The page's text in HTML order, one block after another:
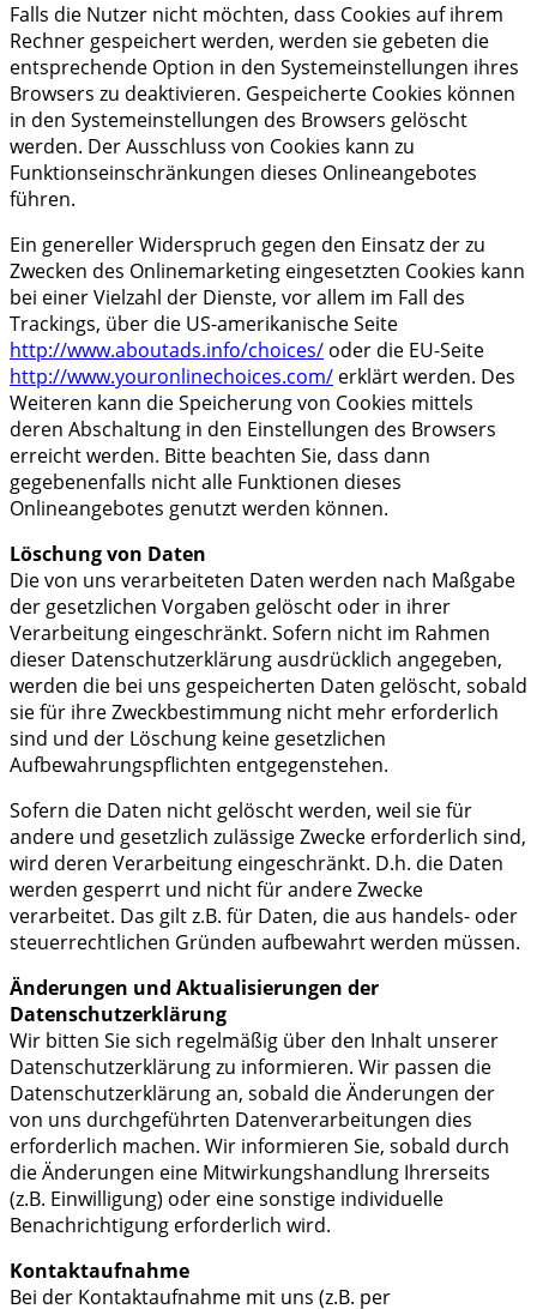
Falls die Nutzer nicht möchten, dass Cookies auf ihrem
Rechner gespeichert werden, werden sie gebeten die
entsprechende Option in den Systemeinstellungen ihres
Browsers zu deaktivieren. Gespeicherte Cookies können
in den Systemeinstellungen des Browsers gelöscht
werden. Der Ausschluss von Cookies kann zu
Funktionseinschränkungen dieses Onlineangebotes
führen.
Ein genereller Widerspruch gegen den Einsatz der zu
Zwecken des Onlinemarketing eingesetzten Cookies kann
bei einer Vielzahl der Dienste, vor allem im Fall des
Trackings, über die US-amerikanische Seite
http://www.aboutads.info/choices/ oder die EU-Seite
http://www.youronlinechoices.com/ erklärt werden. Des
Weiteren kann die Speicherung von Cookies mittels
deren Abschaltung in den Einstellungen des Browsers
erreicht werden. Bitte beachten Sie, dass dann
gegebenenfalls nicht alle Funktionen dieses
Onlineangebotes genutzt werden können.
Löschung von Daten
Die von uns verarbeiteten Daten werden nach Maßgabe
der gesetzlichen Vorgaben gelöscht oder in ihrer
Verarbeitung eingeschränkt. Sofern nicht im Rahmen
dieser Datenschutzerklärung ausdrücklich angegeben,
werden die bei uns gespeicherten Daten gelöscht, sobald
sie für ihre Zweckbestimmung nicht mehr erforderlich
sind und der Löschung keine gesetzlichen
Aufbewahrungspflichten entgegenstehen.
Sofern die Daten nicht gelöscht werden, weil sie für
andere und gesetzlich zulässige Zwecke erforderlich sind,
wird deren Verarbeitung eingeschränkt. D.h. die Daten
werden gesperrt und nicht für andere Zwecke
verarbeitet. Das gilt z.B. für Daten, die aus handels- oder
steuerrechtlichen Gründen aufbewahrt werden müssen.
Änderungen und Aktualisierungen der
Datenschutzerklärung
Wir bitten Sie sich regelmäßig über den Inhalt unserer
Datenschutzerklärung zu informieren. Wir passen die
Datenschutzerklärung an, sobald die Änderungen der
von uns durchgeführten Datenverarbeitungen dies
erforderlich machen. Wir informieren Sie, sobald durch
die Änderungen eine Mitwirkungshandlung Ihrerseits
(z.B. Einwilligung) oder eine sonstige individuelle
Benachrichtigung erforderlich wird.
Kontaktaufnahme
Bei der Kontaktaufnahme mit uns (z.B. per